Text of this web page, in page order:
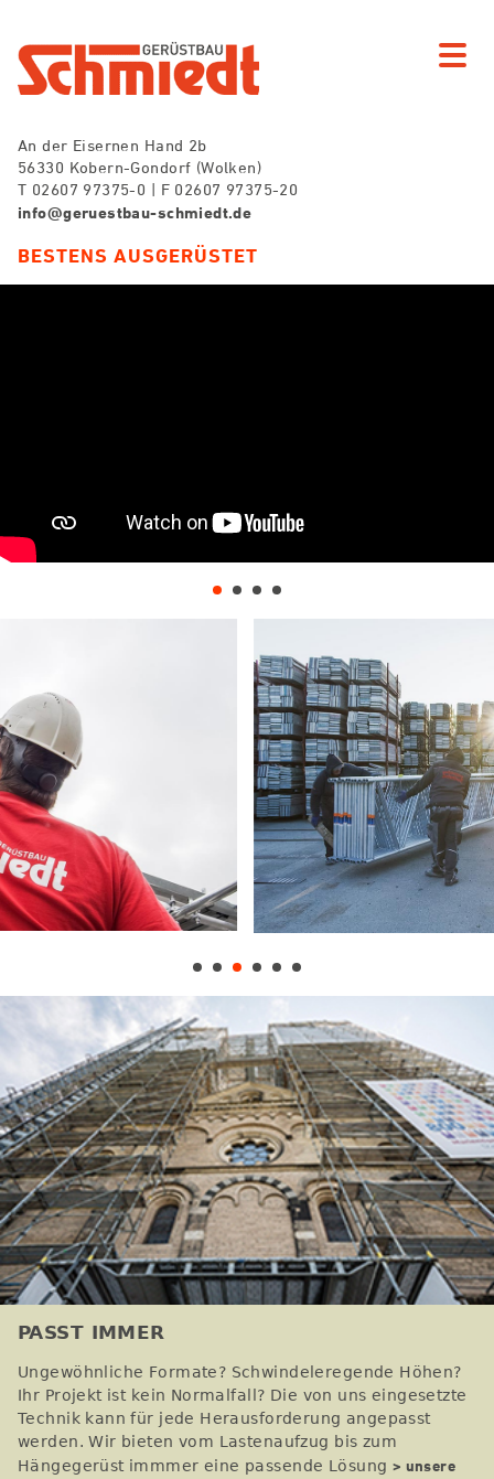
An der Eisernen Hand 2b
56330 Kobern-Gondorf (Wolken)
T 02607 97375-0 | F 02607 97375-20
info@geruestbau-schmiedt.de
BESTENS AUSGERÜSTET
PASST IMMER
Ungewöhnliche Formate? Schwindeleregende Höhen?
Ihr Projekt ist kein Normalfall? Die von uns eingesetzte
Technik kann für jede Herausforderung angepasst
werden. Wir bieten vom Lastenaufzug bis zum
Hängegerüst immmer eine passende Lösung > unsere